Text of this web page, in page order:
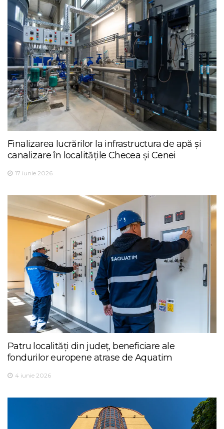
Finalizarea lucrărilor la infrastructura de apă și
canalizare în localitățile Checea și Cenei
17 iunie 2026
Patru localități din județ, beneficiare ale
fondurilor europene atrase de Aquatim
4 iunie 2026